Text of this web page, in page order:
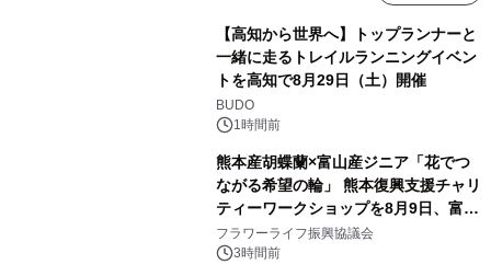
【高知から世界へ】トップランナーと
一緒に走るトレイルランニングイベン
トを高知で8月29日（土）開催
BUDO
1時間前
熊本産胡蝶蘭×富山産ジニア「花でつ
ながる希望の輪」 熊本復興支援チャリ
ティーワークショップを8月9日、富
山・射水で開催
フラワーライフ振興協議会
3時間前